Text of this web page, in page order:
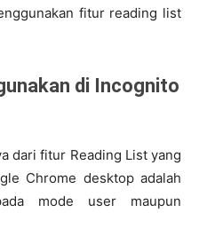
fitur reading list
dari fitur Reading List yang
Chrome desktop adalah
mode user maupun